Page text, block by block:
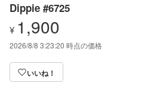
Dippie #6725
¥ 1,900
2026/8/8 3:23:20 時点の価格
いいね！